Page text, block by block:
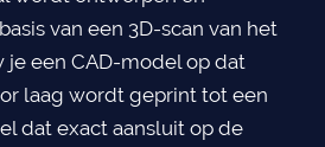
van een 3D-scan van het
je een CAD-model op dat
laag wordt geprint tot een
dat exact aansluit op de